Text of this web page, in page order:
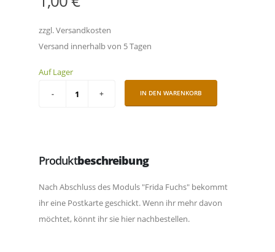
zzgl. Versandkosten
Versand innerhalb von 5 Tagen
Auf Lager
IN DEN WARENKORB
Produktbeschreibung
Nach Abschluss des Moduls "Frida Fuchs" bekommt
ihr eine Postkarte geschickt. Wenn ihr mehr davon
möchtet, könnt ihr sie hier nachbestellen.